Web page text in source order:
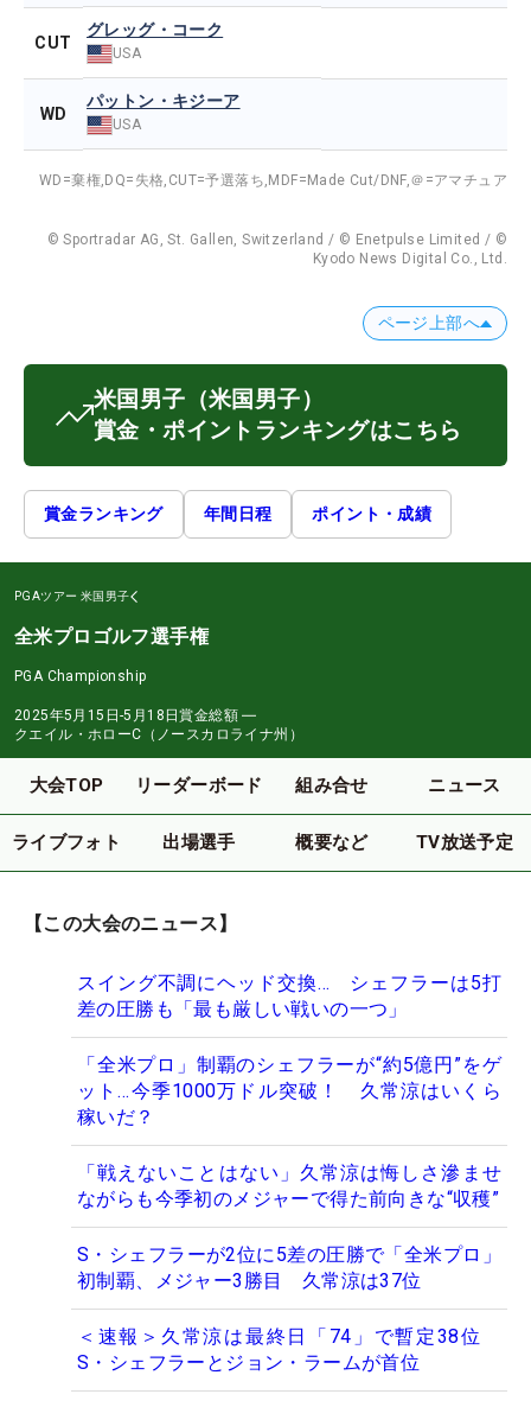
CUT
グレッグ・コーク
USA
WD
パットン・キジーア
USA
WD=棄権, DQ=失格, CUT=予選落ち, MDF=Made Cut/DNF,＠=アマチュア
© Sportradar AG, St. Gallen, Switzerland / © Enetpulse Limited / ©
Kyodo News Digital Co., Ltd.
ページ上部へ
米国男子 （米国男子）
賞金・ポイントランキングはこちら
賞金ランキング 年間日程 ポイント・成績
PGAツアー 米国男子
全米プロゴルフ選手権
PGA Championship
2025年5月15日-5月18日賞金総額 ―
クエイル・ホローC（ノースカロライナ州）
大会TOP リーダーボード 組み合せ ニュース
ライブフォト 出場選手 概要など TV放送予定
【この大会のニュース】
スイング不調にヘッド交換… シェフラーは5打
差の圧勝も「最も厳しい戦いの一つ」
「全米プロ」制覇のシェフラーが“約5億円”をゲ
ット…今季1000万ドル突破！ 久常涼はいくら
稼いだ？
「戦えないことはない」久常涼は悔しさ滲ませ
ながらも今季初のメジャーで得た前向きな“収穫”
S・シェフラーが2位に5差の圧勝で「全米プロ」
初制覇、メジャー3勝目 久常涼は37位
＜速報＞久常涼は最終日「74」で暫定38位
S・シェフラーとジョン・ラームが首位